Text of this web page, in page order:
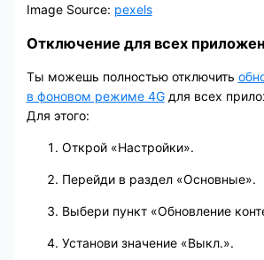
Image Source: pexels
Отключение для всех
Ты можешь полностью отключить
в фоновом режиме 4Gдля всех
Для этого:
Открой «Настройки».
Перейди в раздел «Основные».
Выбери пункт «Обновление
Установи значение «Выкл.».